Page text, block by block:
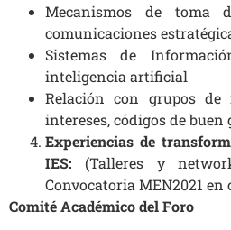
Mecanismos de toma
comunicaciones
Sistemas de
inteligencia artificial
Relación con grupos de
intereses, códigos de
Experiencias de
IES: (Talleres y
Convocatoria MEN2021
Comité Académico del Foro